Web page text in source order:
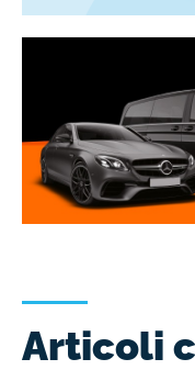
Articoli